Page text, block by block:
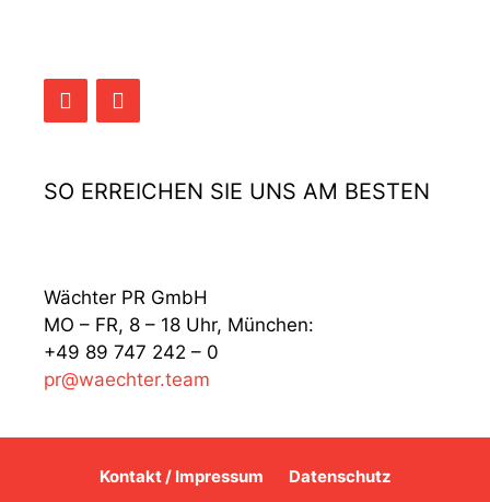
SO ERREICHEN SIE UNS AM BESTEN
Wächter PR GmbH
MO – FR, 8 – 18 Uhr, München:
+49 89 747 242 – 0
pr@waechter.team
Kontakt / Impressum Datenschutz